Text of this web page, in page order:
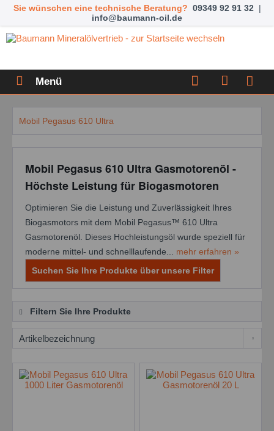
Sie wünschen eine technische Beratung? 09349 92 91 32 |
info@baumann-oil.de
Menü
Mobil Pegasus 610 Ultra
Mobil Pegasus 610 Ultra Gasmotorenöl -
Höchste Leistung für Biogasmotoren
Optimieren Sie die Leistung und Zuverlässigkeit Ihres
Biogasmotors mit dem Mobil Pegasus™ 610 Ultra
Gasmotorenöl. Dieses Hochleistungsöl wurde speziell für
moderne mittel- und schnelllaufende... mehr erfahren »
Suchen Sie Ihre Produkte über unsere Filter
Filtern Sie Ihre Produkte